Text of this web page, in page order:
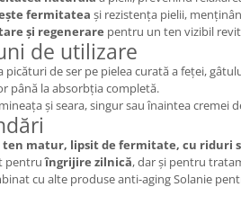
fermitatea și rezistența pielii,
și regenerare pentru un ten vizibil
de utilizare
picături de ser pe pielea curată a feței,
până la absorbția completă.
și seara, singur sau înaintea cremei
ten matur, lipsit de fermitate, cu riduri
pentruîngrijire zilnică, dar și pentru
cu alte produse anti-aging Solanie